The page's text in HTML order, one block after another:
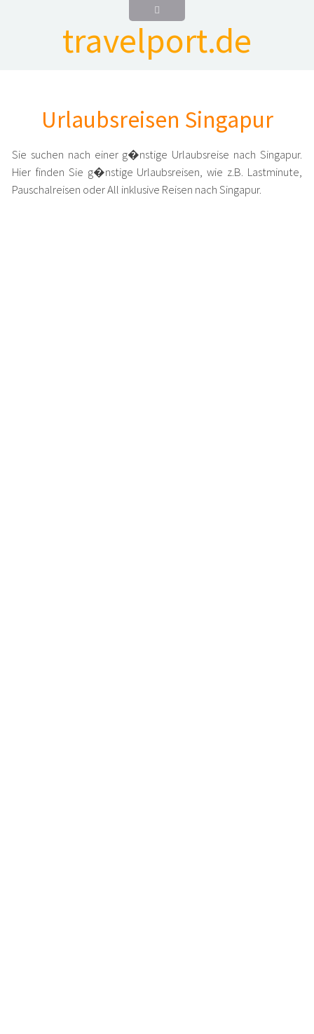
travelport.de
Urlaubsreisen Singapur
Sie suchen nach einer g�nstige Urlaubsreise nach Singapur.
Hier finden Sie g�nstige Urlaubsreisen, wie z.B. Lastminute,
Pauschalreisen oder All inklusive Reisen nach Singapur.